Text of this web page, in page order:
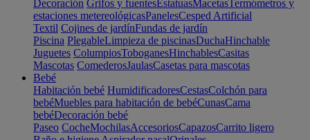
Decoración Grifos y fuentesEstatuasMacetasTermómetros y
estaciones metereológicasPanelesCesped Artificial
Textil Cojines de jardínFundas de jardín
Piscina PlegableLimpieza de piscinasDuchaHinchable
Juguetes ColumpiosToboganesHinchablesCasitas
Mascotas ComederosJaulasCasetas para mascotas
Bebé
Habitación bebé HumidificadoresCestasColchón para
bebéMuebles para habitación de bebéCunasCama
bebéDecoración bebé
Paseo CocheMochilasAccesoriosCapazosCarrito ligero